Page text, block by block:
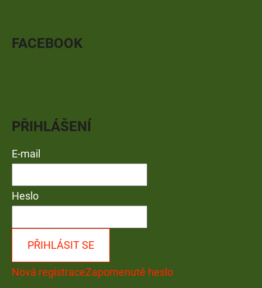
FACEBOOK
PŘIHLÁŠENÍ
E-mail
Heslo
PŘIHLÁSIT SE
Nová registraceZapomenuté heslo